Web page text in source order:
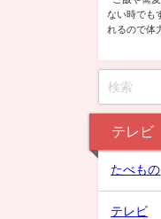
テレビ
たべもの
テレビ